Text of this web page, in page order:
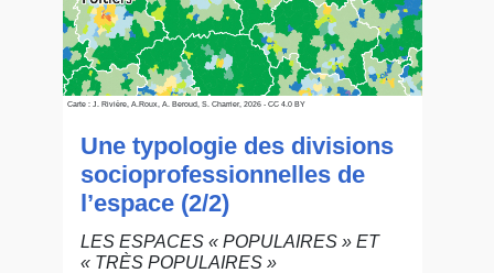
Carte : J. Rivière, A.Roux, A. Beroud, S. Charrier, 2026 - CC 4.0 BY
Une typologie des divisions
socioprofessionnelles de
l’espace (2/2)
LES ESPACES « POPULAIRES » ET
« TRÈS POPULAIRES »